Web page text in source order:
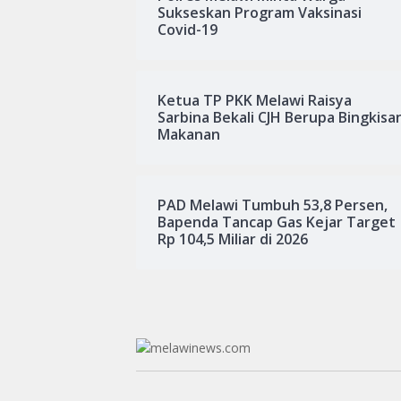
Sukseskan Program Vaksinasi
Covid-19
Ketua TP PKK Melawi Raisya
Sarbina Bekali CJH Berupa
Makanan
PAD Melawi Tumbuh 53,8 Persen,
Bapenda Tancap Gas Kejar Target
Rp 104,5 Miliar di 2026